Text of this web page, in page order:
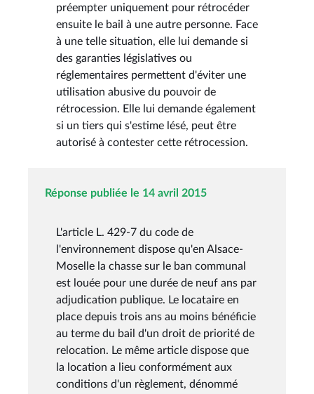
préempter uniquement pour rétrocéder
ensuite le bail à une autre personne. Face
à une telle situation, elle lui demande si
des garanties législatives ou
réglementaires permettent d'éviter une
utilisation abusive du pouvoir de
rétrocession. Elle lui demande également
si un tiers qui s'estime lésé, peut être
autorisé à contester cette rétrocession.
Réponse publiée le 14 avril 2015
L'article L. 429-7 du code de
l'environnement dispose qu'en Alsace-
Moselle la chasse sur le ban communal
est louée pour une durée de neuf ans par
adjudication publique. Le locataire en
place depuis trois ans au moins bénéficie
au terme du bail d'un droit de priorité de
relocation. Le même article dispose que
la location a lieu conformément aux
conditions d'un règlement, dénommé